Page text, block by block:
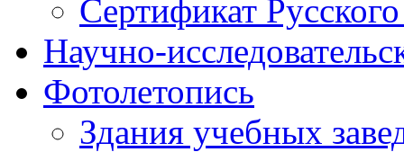
Сертификат
Научно-
Фотолетопись
Здания учебных